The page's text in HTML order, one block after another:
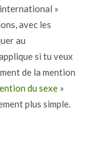
»
avec les
au
si tu veux
de la mention
du sexe »
plus simple.